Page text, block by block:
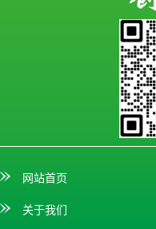
网站首页
关于我们